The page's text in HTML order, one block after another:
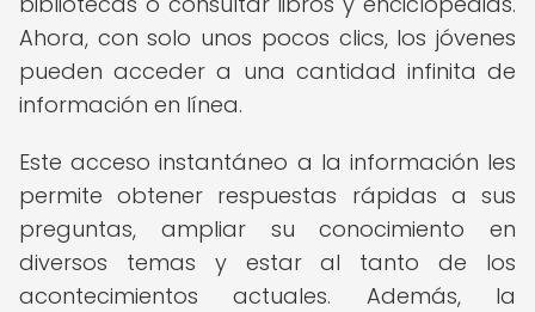
Ahora, con solo unos pocos clics, los jóvenes
pueden acceder a una cantidad infinita de
información en línea.
Este acceso instantáneo a la información les
permite obtener respuestas rápidas a sus
preguntas, ampliar su conocimiento en
diversos temas y estar al tanto de los
acontecimientos actuales. Además, la